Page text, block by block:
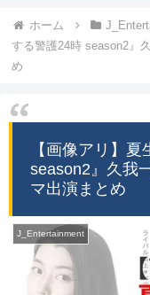
ホーム
する警護24時 season2』
め
【画像アリ】
season2』久我
マ出演まとめ
J_Entertainment